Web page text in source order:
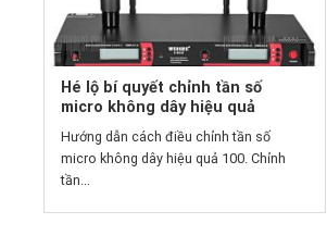
Hé lộ bí quyết chỉnh tần số
micro không dây hiệu quả
Hướng dẫn cách điều chỉnh tần số
micro không dây hiệu quả 100. Chỉnh
tần...